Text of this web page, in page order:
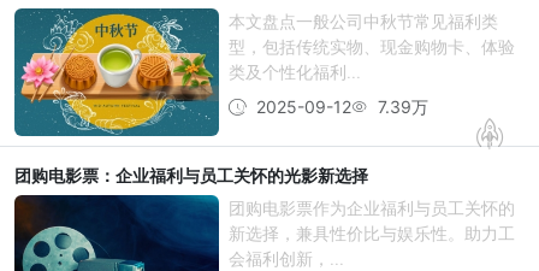
本文盘点一般公司中秋节常见福利类
型，包括传统实物、现金购物卡、体验
类及个性化福利...
2025-09-12
7.39万
团购电影票：企业福利与员工关怀的光影新选择
团购电影票作为企业福利与员工关怀的
新选择，兼具性价比与娱乐性。助力工
会福利创新，...